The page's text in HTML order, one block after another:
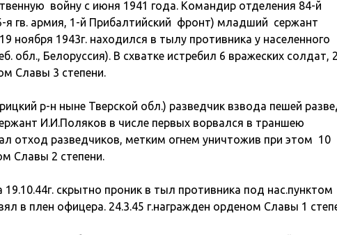
войну с июня 1941 года. Командир отделения 84-й
я гв. армия, 1-й Прибалтийский фронт) младший сержант
ноября 1943г. находился в тылу противника у населенного
обл., Белоруссия). В схватке истребил 6 вражеских солдат, 2
Славы 3 степени.
р-н ныне Тверской обл.) разведчик взвода пешей
И.И.Поляков в числе первых ворвался в траншею
отход разведчиков, метким огнем уничтожив при этом 10
Славы 2 степени.
скрытно проник в тыл противника под нас.пунктом
в плен офицера. 24.3.45 г.награжден орденом Славы 1